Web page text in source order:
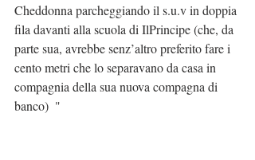
Cheddonna parcheggiando il s.u.v in doppia
fila davanti alla scuola di IlPrincipe (che, da
parte sua, avrebbe senz’altro preferito fare i
cento metri che lo separavano da casa in
compagnia della sua nuova compagna di
banco)  "